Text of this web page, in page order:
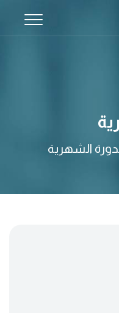
الشهرية